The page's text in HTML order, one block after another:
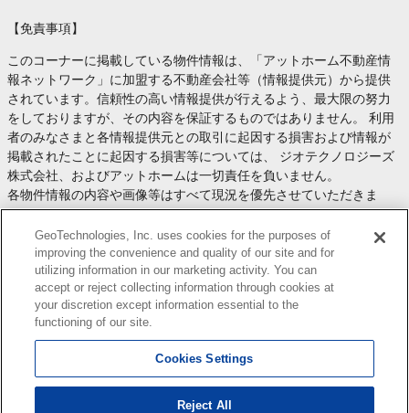
【免責事項】
このコーナーに掲載している物件情報は、「アットホーム不動産情
報ネットワーク」に加盟する不動産会社等（情報提供元）から提供
されています。信頼性の高い情報提供が行えるよう、最大限の努力
をしておりますが、その内容を保証するものではありません。 利用
者のみなさまと各情報提供元との取引に起因する損害および情報が
掲載されたことに起因する損害等については、 ジオテクノロジーズ
株式会社、およびアットホームは一切責任を負いません。
各物件情報の内容や画像等はすべて現況を優先させていただきま
す。
お取引等（お取引の準備、資金調達等を含みます）の際には、内容
や契約条件等について、 各情報提供元より十分な説明を受け、ご自
身でご確認の上、判断してください。
このコーナーへの物件情報のご掲載、その他不動産業務ソリューシ
ョン等についての不動産会社様のお問合せはこちら
します。
Copyright(c) At Home Co.,Ltd. このサイトに掲載している情報の無断転載を禁止します。著作権
GeoTechnologies, Inc. uses cookies for the purposes of
improving the convenience and quality of our site and for
utilizing information in our marketing activity. You can
accept or reject collecting information through cookies at
your discretion except information essential to the
functioning of our site.
Cookies Settings
Reject All